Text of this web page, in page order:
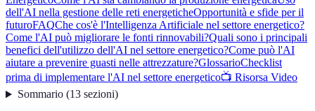
dell'AI nella gestione delle reti energeticheOpportunità e sfide per il
futuroFAQChe cos'è l'Intelligenza Artificiale nel settore energetico?
Come l'AI può migliorare le fonti rinnovabili?Quali sono i principali
benefici dell'utilizzo dell'AI nel settore energetico?Come può l'AI
aiutare a prevenire guasti nelle attrezzature?GlossarioChecklist
prima di implementare l'AI nel settore energetico📺 Risorsa Video
Sommario(13 sezioni)